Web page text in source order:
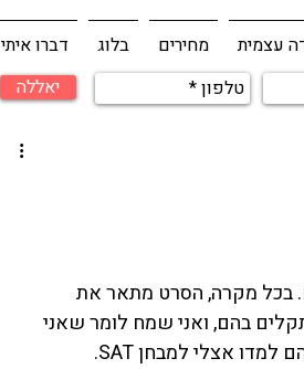
עצמית מחירים בלוג דברו איתי
יאללה
11? אם לא, כדאי לכם. בכל מקרה, הסרט מתאר את
בהם, ואני שמח לומר שאני
למדו אצלי למבחן SAT .